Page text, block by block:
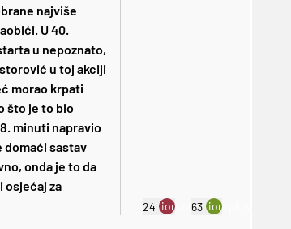
najviše
U 40.
u nepoznato,
u toj akciji
morao krpati
što je to bio
minuti napravio
domaći sastav
onda je to da
osjećaj za
24 ion:minus
63 ion:plus